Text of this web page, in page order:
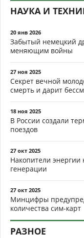
НАУКА И
20 янв 2026
Забытый немецкий
меняющим войны
27 ноя 2025
Секрет вечной
смерть и дарит
18 ноя 2025
В России создали
поездов
27 окт 2025
Накопители
генерации
27 окт 2025
Минцифры
количества сим-карт
РАЗНОЕ